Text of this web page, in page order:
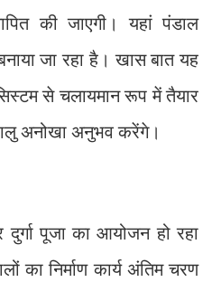
की जाएगी। यहां पंडाल
जा रहा है। खास बात यह
से चलायमान रूप में तैयार
अनोखा अनुभव करेंगे।
पूजा का आयोजन हो रहा
का निर्माण कार्य अंतिम चरण